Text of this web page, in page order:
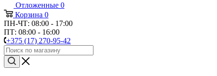
Отложенные 0
Корзина 0
ПН-ЧТ: 08:00 - 17:00
ПТ: 08:00 - 16:00
+375 (17) 270-95-42